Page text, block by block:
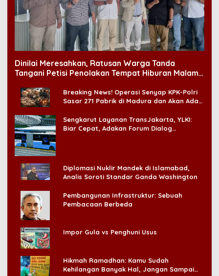
Dinilai Meresahkan, Ratusan Warga Tanda
Tangani Petisi Penolakan Tempat Hiburan Malam
Breaking News! Operasi Senyap KPK-Polri
Sasar 271 Pabrik di Madura dan Akan Ada
Sengkarut Layanan TransJakarta, YLKI:
Biar Cepat, Adakan Forum Dialog
Diplomasi Nuklir Mandek di Islamabad,
Analis Soroti Standar Ganda Washington
Pembangunan Infrastruktur: Sebuah
Pembacaan Berbeda
Impor Gula vs Penghuni Usus
Hikmah Ramadhan: Kamu Sudah
Kehilangan Banyak Hal, Jangan Sampai